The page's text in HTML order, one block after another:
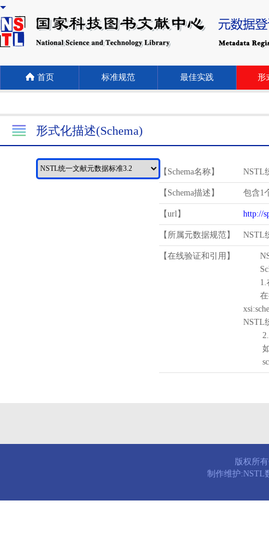
首页 标准规范 最佳实践 形
形式化描述(Schema)
【Schema名称】 NSTL
【Schema描述】 包含1
【url】 http://
【所属元数据规范】 NSTL
【在线验证和引用】
1.
在待
NSTL
2.
如需
版权所
制作维护:NSTL